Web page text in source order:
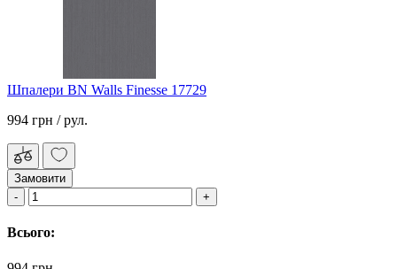
Шпалери BN Walls Finesse 17729
994 грн / рул.
Замовити
Всього: